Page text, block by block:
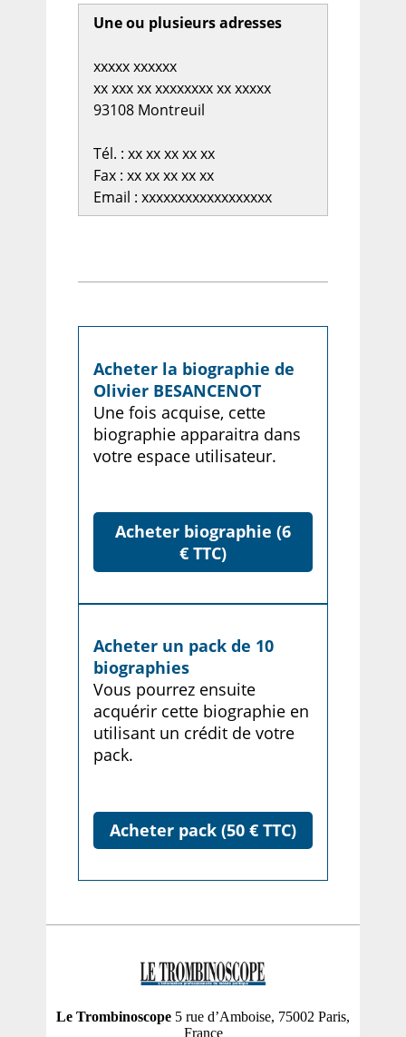
Une ou plusieurs adresses
xxxxx xxxxxx
xx xxx xx xxxxxxxx xx xxxxx
93108 Montreuil
Tél. : xx xx xx xx xx
Fax : xx xx xx xx xx
Email : xxxxxxxxxxxxxxxxxx
Acheter la biographie de
Olivier BESANCENOT
Une fois acquise, cette
biographie apparaitra dans
votre espace utilisateur.
Acheter biographie (6
€ TTC)
Acheter un pack de 10
biographies
Vous pourrez ensuite
acquérir cette biographie en
utilisant un crédit de votre
pack.
Acheter pack (50 € TTC)
Le Trombinoscope 5 rue d’Amboise, 75002 Paris,
France